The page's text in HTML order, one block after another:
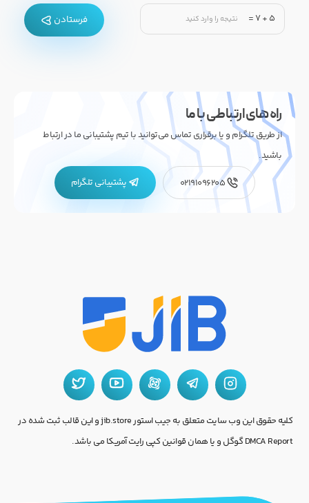
5
+
7
= فرستادن
راه های ارتباطی با ما
از طریق تلگرام و یا برقراری تماس می‌توانید با تیم پشتیبانی ما در ارتباط
باشید.
02191096205
پشتیبانی تلگرام
کلیه حقوق این وب سایت متعلق به جیب استور jib.store و این قالب ثبت شده در
DMCA Report گوگل و یا همان قوانین کپی رایت آمریکا می باشد.